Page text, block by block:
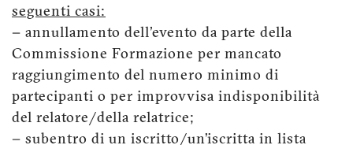
seguenti casi:
− annullamento dell'evento da parte della
Commissione Formazione per mancato
raggiungimento del numero minimo di
partecipanti o per improvvisa indisponibilità
del relatore/della relatrice;
− subentro di un iscritto/un’iscritta in lista